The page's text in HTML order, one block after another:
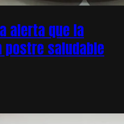
alerta que la
postre saludable